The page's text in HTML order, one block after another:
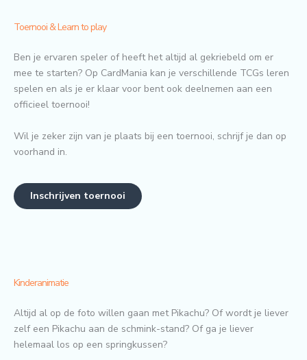
Toernooi & Learn to play
Ben je ervaren speler of heeft het altijd al gekriebeld om er
mee te starten? Op CardMania kan je verschillende TCGs leren
spelen en als je er klaar voor bent ook deelnemen aan een
officieel toernooi!
Wil je zeker zijn van je plaats bij een toernooi, schrijf je dan op
voorhand in.
Inschrijven toernooi
Kinderanimatie
Altijd al op de foto willen gaan met Pikachu? Of wordt je liever
zelf een Pikachu aan de schmink-stand? Of ga je liever
helemaal los op een springkussen?